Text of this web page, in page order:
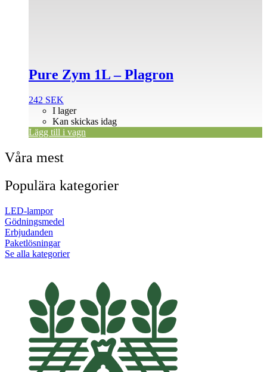
Pure Zym 1L – Plagron
242 SEK
I lager
Kan skickas idag
Lägg till i vagn
Våra mest
Populära kategorier
LED-lampor
Gödningsmedel
Erbjudanden
Paketlösningar
Se alla kategorier